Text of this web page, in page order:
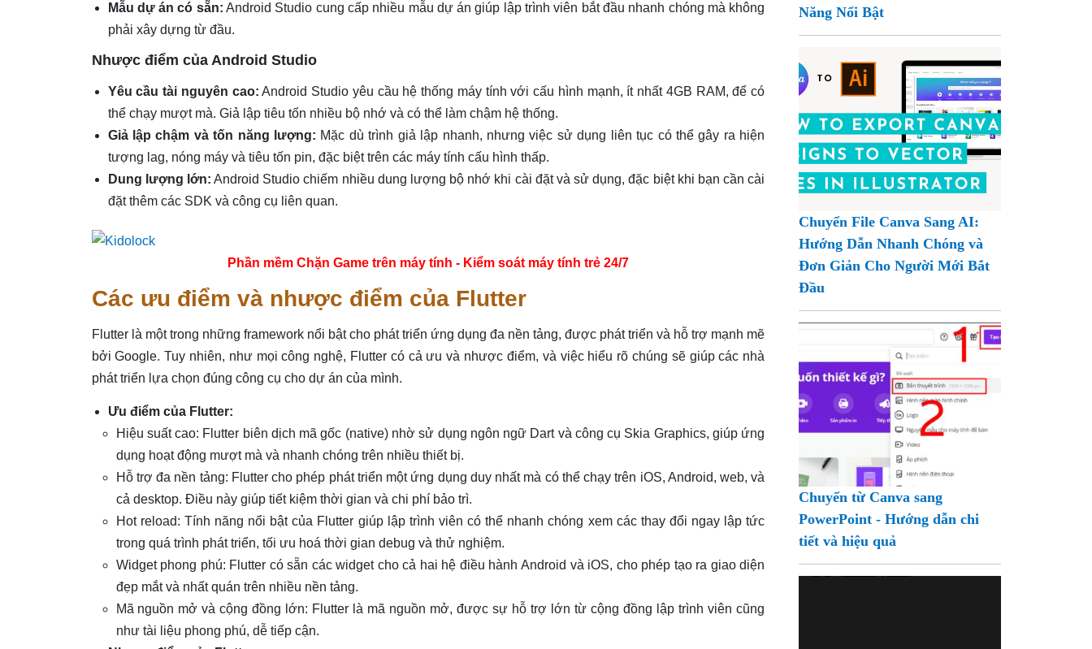
Mẫu dự án có sẵn: Android Studio cung cấp nhiều mẫu dự án giúp lập trình viên bắt đầu nhanh chóng mà không
phải xây dựng từ đầu.
Nhược điểm của Android Studio
Yêu cầu tài nguyên cao: Android Studio yêu cầu hệ thống máy tính với cấu hình mạnh, ít nhất 4GB RAM, để có
thể chạy mượt mà. Giả lập tiêu tốn nhiều bộ nhớ và có thể làm chậm hệ thống.
Giả lập chậm và tốn năng lượng: Mặc dù trình giả lập nhanh, nhưng việc sử dụng liên tục có thể gây ra hiện
tượng lag, nóng máy và tiêu tốn pin, đặc biệt trên các máy tính cấu hình thấp.
Dung lượng lớn: Android Studio chiếm nhiều dung lượng bộ nhớ khi cài đặt và sử dụng, đặc biệt khi bạn cần cài
đặt thêm các SDK và công cụ liên quan.
Phần mềm Chặn Game trên máy tính - Kiểm soát máy tính trẻ 24/7
Các ưu điểm và nhược điểm của Flutter
Flutter là một trong những framework nổi bật cho phát triển ứng dụng đa nền tảng, được phát triển và hỗ trợ mạnh mẽ
bởi Google. Tuy nhiên, như mọi công nghệ, Flutter có cả ưu và nhược điểm, và việc hiểu rõ chúng sẽ giúp các nhà
phát triển lựa chọn đúng công cụ cho dự án của mình.
Ưu điểm của Flutter:
Hiệu suất cao: Flutter biên dịch mã gốc (native) nhờ sử dụng ngôn ngữ Dart và công cụ Skia Graphics, giúp ứng
dụng hoạt động mượt mà và nhanh chóng trên nhiều thiết bị.
Hỗ trợ đa nền tảng: Flutter cho phép phát triển một ứng dụng duy nhất mà có thể chạy trên iOS, Android, web, và
cả desktop. Điều này giúp tiết kiệm thời gian và chi phí bảo trì.
Hot reload: Tính năng nổi bật của Flutter giúp lập trình viên có thể nhanh chóng xem các thay đổi ngay lập tức
trong quá trình phát triển, tối ưu hoá thời gian debug và thử nghiệm.
Widget phong phú: Flutter có sẵn các widget cho cả hai hệ điều hành Android và iOS, cho phép tạo ra giao diện
đẹp mắt và nhất quán trên nhiều nền tảng.
Mã nguồn mở và cộng đồng lớn: Flutter là mã nguồn mở, được sự hỗ trợ lớn từ cộng đồng lập trình viên cũng
như tài liệu phong phú, dễ tiếp cận.
Năng Nổi Bật
Chuyển File Canva Sang AI:
Hướng Dẫn Nhanh Chóng và
Đơn Giản Cho Người Mới Bắt
Đầu
Chuyển từ Canva sang
PowerPoint - Hướng dẫn chi
tiết và hiệu quả